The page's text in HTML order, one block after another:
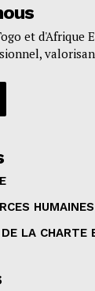
et d'Afrique
HUMAINES
DE LA CHARTE